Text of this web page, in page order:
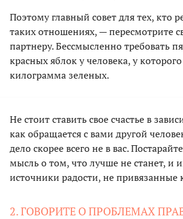
Поэтому главный совет для тех, кто
таких отношениях, — пересмотрите
партнеру. Бессмысленно требовать
красных яблок у человека, у
килограмма зеленых.
Не стоит ставить свое счастье в
как обращается с вами другой
дело скорее всего не в вас.
мысль о том, что лучше не станет, и
источники радости, не
2. ГОВОРИТЕ О ПРОБЛЕМАХ